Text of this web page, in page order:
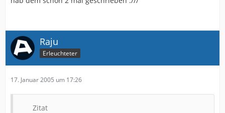
Raju
Erleuchteter
17. Januar 2005 um 17:26
Zitat